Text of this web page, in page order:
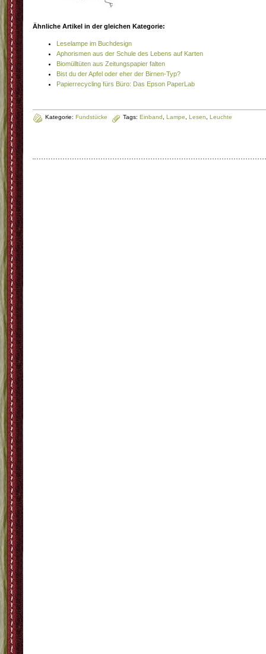
Ähnliche Artikel in der gleichen Kategorie:
Leselampe im Buchdesign
Aphorismen aus der Schule des Lebens auf Karten
Biomülltüten aus Zeitungspapier falten
Bist du der Apfel oder eher der Birnen-Typ?
Papierrecycling fürs Büro: Das Epson PaperLab
Kategorie: Fundstücke Tags: Einband Lampe Lesen Leuchte